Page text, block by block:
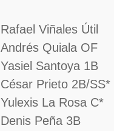
Rafael Viñales Útil
Andrés Quiala OF
Yasiel Santoya 1B
César Prieto 2B/SS*
Yulexis La Rosa C*
Denis Peña 3B